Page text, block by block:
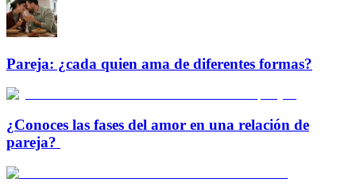
Pareja: ¿cada quien ama de diferentes formas?
¿Conoces las fases del amor en una relación de
pareja?